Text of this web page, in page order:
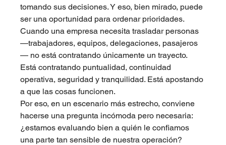
tomando sus decisiones. Y eso, bien mirado, puede
ser una oportunidad para ordenar prioridades.
Cuando una empresa necesita trasladar personas
—trabajadores, equipos, delegaciones, pasajeros
— no está contratando únicamente un trayecto.
Está contratando puntualidad, continuidad
operativa, seguridad y tranquilidad. Está apostando
a que las cosas funcionen.
Por eso, en un escenario más estrecho, conviene
hacerse una pregunta incómoda pero necesaria:
¿estamos evaluando bien a quién le confiamos
una parte tan sensible de nuestra operación?